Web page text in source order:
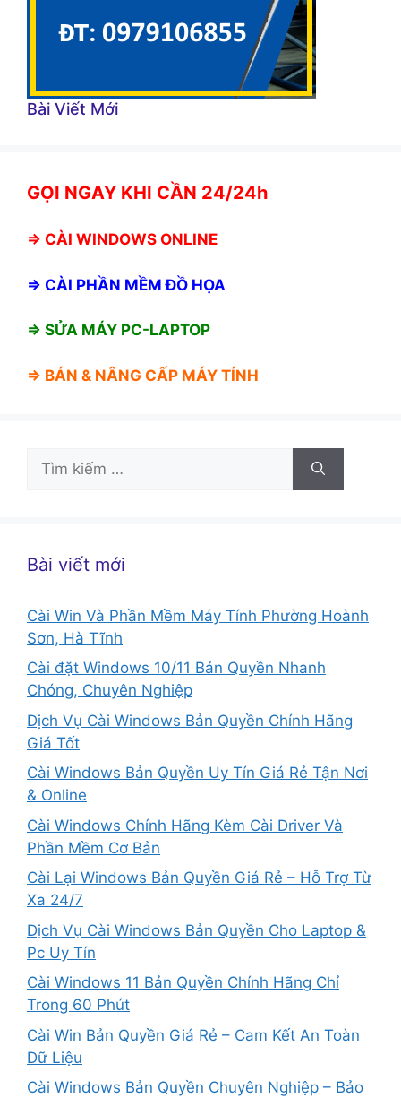
Bài Viết Mới
GỌI NGAY KHI CẦN 24/24h
⇒ CÀI WINDOWS ONLINE
⇒ CÀI PHẦN MỀM ĐỒ HỌA
⇒ SỬA MÁY PC-LAPTOP
⇒ BÁN & NÂNG CẤP MÁY TÍNH
Tìm
kiếm
Bài viết mới
Cài Win Và Phần Mềm Máy Tính Phường Hoành
Sơn, Hà Tĩnh
Cài đặt Windows 10/11 Bản Quyền Nhanh
Chóng, Chuyên Nghiệp
Dịch Vụ Cài Windows Bản Quyền Chính Hãng
Giá Tốt
Cài Windows Bản Quyền Uy Tín Giá Rẻ Tận Nơi
& Online
Cài Windows Chính Hãng Kèm Cài Driver Và
Phần Mềm Cơ Bản
Cài Lại Windows Bản Quyền Giá Rẻ – Hỗ Trợ Từ
Xa 24/7
Dịch Vụ Cài Windows Bản Quyền Cho Laptop &
Pc Uy Tín
Cài Windows 11 Bản Quyền Chính Hãng Chỉ
Trong 60 Phút
Cài Win Bản Quyền Giá Rẻ – Cam Kết An Toàn
Dữ Liệu
Cài Windows Bản Quyền Chuyên Nghiệp – Bảo